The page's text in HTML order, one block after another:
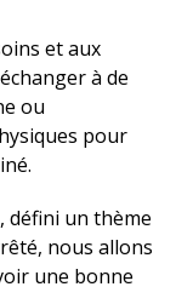
et aux
à de
ou
pour
défini un thème
nous allons
une bonne